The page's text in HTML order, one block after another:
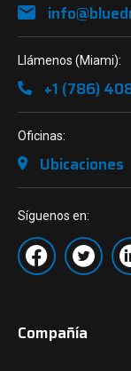
Llámenos (Miami):
+1 (786)
Oficinas:
Ubicaciones
Síguenos en:
Compañía